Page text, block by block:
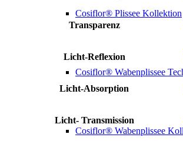
Cosiflor® Plissee Kollektion
Cosiflor® Wabenplissee
Cosiflor® Wabenplissee
Transparenz
Licht-Reflexion
Licht-Absorption
Licht- Transmission